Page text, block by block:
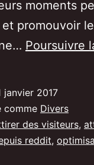
moments
promouvoir
Poursuivre
janvier 2017
comme Divers
des visiteurs,
reddit,